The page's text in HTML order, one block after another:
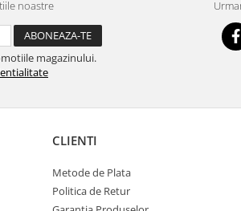
noastre
magazinului.
CLIENTI
Metode de Plata
Politica de Retur